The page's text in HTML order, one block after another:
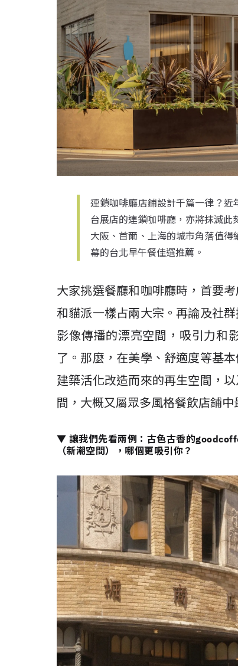
連鎖咖啡廳店鋪設計千篇一律？
台展店的連鎖咖啡廳，亦將抹滅
大阪、首爾、上海的城市角落值
幕的台北早午餐佳選推薦。
大家挑選餐廳和咖啡廳時，首要
和貓派一樣占兩大宗。再論及社
影像傳播的漂亮空間，吸引力和
了。那麼，在美學、舒適度等基
建築活化改造而來的再生空間，
間，大概又屬眾多風格餐飲店鋪中
▼ 讓我們先看兩例：古色古香的
（新潮空間），哪個更吸引你？